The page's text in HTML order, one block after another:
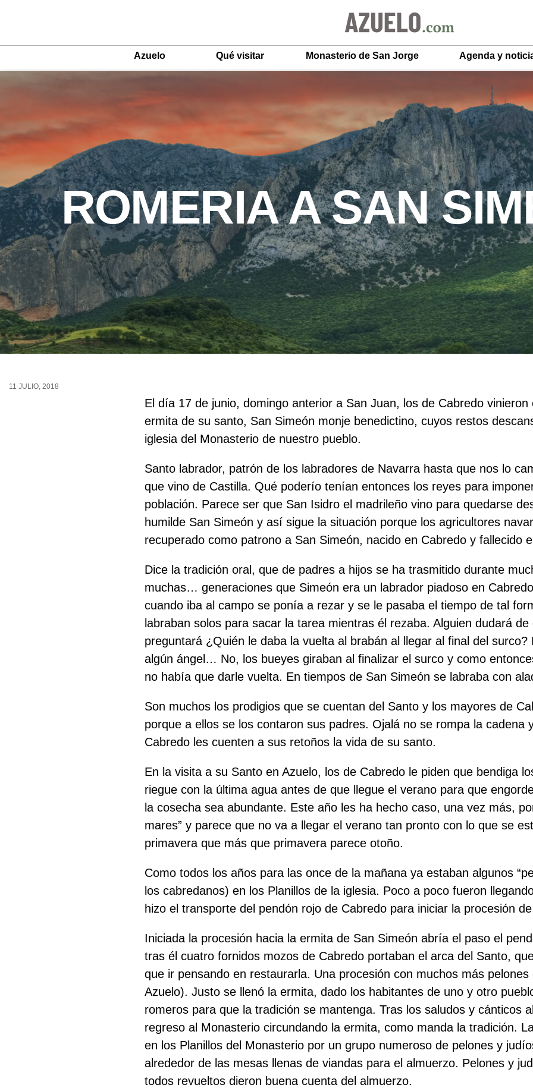
Menu
Azuelo Qué visitar Monasterio de San Jorge Agenda y
ROMERIA A SAN
11 JULIO, 2018
El día 17 de junio, domingo anterior a San Juan, los de Cabredo
ermita de su santo, San Simeón monje benedictino, cuyos restos
iglesia del Monasterio de nuestro pueblo.
Santo labrador, patrón de los labradores de Navarra hasta que nos lo
que vino de Castilla. Qué poderío tenían entonces los reyes para
población. Parece ser que San Isidro el madrileño vino para quedarse
humilde San Simeón y así sigue la situación porque los agricultores
recuperado como patrono a San Simeón, nacido en Cabredo y fallecido
Dice la tradición oral, que de padres a hijos se ha trasmitido durante
muchas… generaciones que Simeón era un labrador piadoso en
cuando iba al campo se ponía a rezar y se le pasaba el tiempo de tal
labraban solos para sacar la tarea mientras él rezaba. Alguien dudará
preguntará ¿Quién le daba la vuelta al brabán al llegar al final del surco?
algún ángel… No, los bueyes giraban al finalizar el surco y como
no había que darle vuelta. En tiempos de San Simeón se labraba con
Son muchos los prodigios que se cuentan del Santo y los mayores de
porque a ellos se los contaron sus padres. Ojalá no se rompa la cadena
Cabredo les cuenten a sus retoños la vida de su santo.
En la visita a su Santo en Azuelo, los de Cabredo le piden que bendiga
riegue con la última agua antes de que llegue el verano para que
la cosecha sea abundante. Este año les ha hecho caso, una vez más,
mares” y parece que no va a llegar el verano tan pronto con lo que se
primavera que más que primavera parece otoño.
Como todos los años para las once de la mañana ya estaban algunos
los cabredanos) en los Planillos de la iglesia. Poco a poco fueron
hizo el transporte del pendón rojo de Cabredo para iniciar la procesión
Iniciada la procesión hacia la ermita de San Simeón abría el paso el
tras él cuatro fornidos mozos de Cabredo portaban el arca del Santo,
que ir pensando en restaurarla. Una procesión con muchos más
Azuelo). Justo se llenó la ermita, dado los habitantes de uno y otro
romeros para que la tradición se mantenga. Tras los saludos y cánticos
regreso al Monasterio circundando la ermita, como manda la tradición.
en los Planillos del Monasterio por un grupo numeroso de pelones y
alrededor de las mesas llenas de viandas para el almuerzo. Pelones y
todos revueltos dieron buena cuenta del almuerzo.